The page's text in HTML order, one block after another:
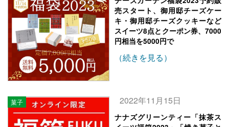
売スタート、御用邸チーズケー
キ・御用邸チーズクッキーなど
スイーツ8点とクーポン券、7000
円相当を5000円で
（続きを見る）
菓子 2022年11月15日
ナナズグリーンティー「抹茶ス